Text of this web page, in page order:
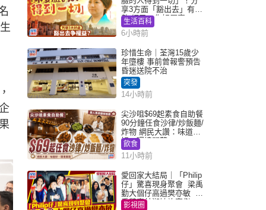
享3方面「豁出去」有著
數 網民：你好厲害
生活百科
6小時前
珍惜生命｜荃灣15歲少
年墮樓 事前曾報警預告
昏迷送院不治
突發
14小時前
尖沙咀$69起素食自助餐
90分鐘任食沙律/炒飯麵/
炸物 網民大讚：味道
好，環境闊落
飲食
11小時前
愛回家大結局｜「Philip
仔」驚喜現身聚會 梁禹
勤大個仔高過樊亦敏 超
乖黐實林淑敏許家傑
影視圈